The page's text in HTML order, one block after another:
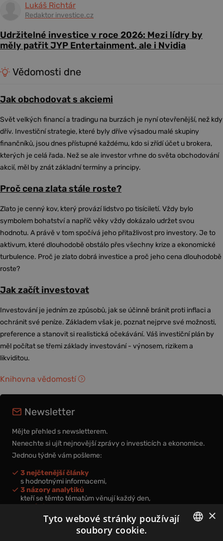
Lukáš Richtár
Redaktor investice.cz
Udržitelné investice v roce 2026: Mezi lídry by
měly patřit JYP Entertainment, ale i Nvidia
Vědomosti dne
Jak obchodovat s akciemi
Svět velkých financí a tradingu na burzách je nyní otevřenější, než kdy
dřív. Investiční strategie, které byly dříve výsadou malé skupiny
finančníků, jsou dnes přístupné každému, kdo si zřídí účet u brokera,
kterých je celá řada. Než se ale investor vrhne do světa obchodování
akcií, měl by znát základní termíny a principy.
Proč cena zlata stále roste?
Zlato je cenný kov, který provází lidstvo po tisíciletí. Vždy bylo
symbolem bohatství a napříč věky vždy dokázalo udržet svou
hodnotu. A právě v tom spočívá jeho přitažlivost pro investory. Je to
aktivum, které dlouhodobě obstálo přes všechny krize a ekonomické
turbulence. Proč je zlato dobrá investice a proč jeho cena dlouhodobě
roste?
Jak začít investovat
Investování je jedním ze způsobů, jak se účinně bránit proti inflaci a
ochránit své peníze. Základem však je, poznat nejprve své možnosti,
preference a stanovit si realistická očekávání. Váš investiční plán by
měl počítat se třemi základy investování - výnosem, rizikem a
likviditou.
Knihovna vědomostí
Newsletter
Mějte přehled s newsletterem.
Nenechte si ujít nejnovější zprávy o investicích a ekonomice.
Jednou týdně vám pošleme:
3 nejčtenější články
s hodnotnými informacemi,
3 názory analytiků
kteří se těmto tématům věnují každý den,
nová videa a podcasty
k prohloubení vašich znalostí.
×
Tyto webové stránky používají
soubory cookie.